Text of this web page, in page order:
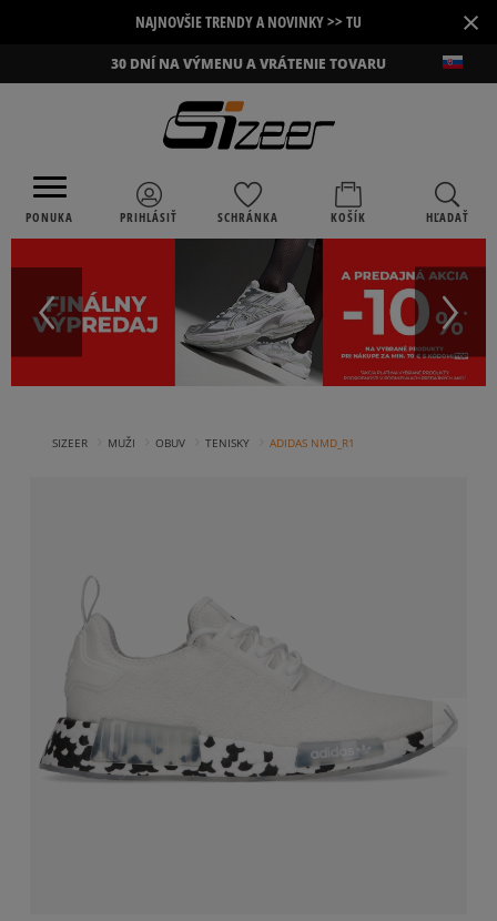
NAJNOVŠIE TRENDY A NOVINKY >> TU ×
30 DNÍ NA VÝMENU A VRÁTENIE TOVARU
PONUKA PRIHLÁSIŤ SCHRÁNKA KOŠÍK HĽADAŤ
SIZEER MUŽI OBUV TENISKY ADIDAS NMD_R1